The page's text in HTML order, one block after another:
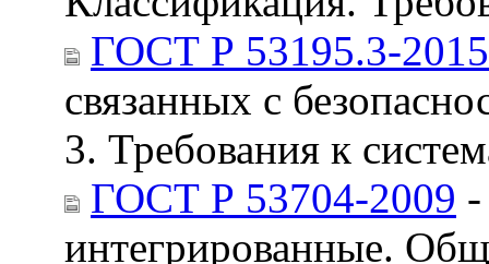
ГОСТ Р 53195.3-2015
связанных с
3. Требования к
ГОСТ Р 53704-2009
интегрированные.